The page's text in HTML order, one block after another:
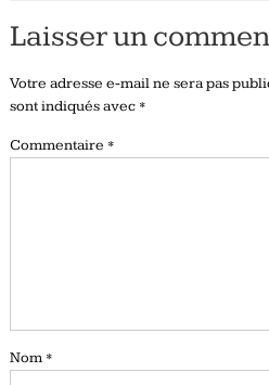
Laisser un
Votre adresse e-mail ne sera pas
sont indiqués avec *
Commentaire *
Nom *